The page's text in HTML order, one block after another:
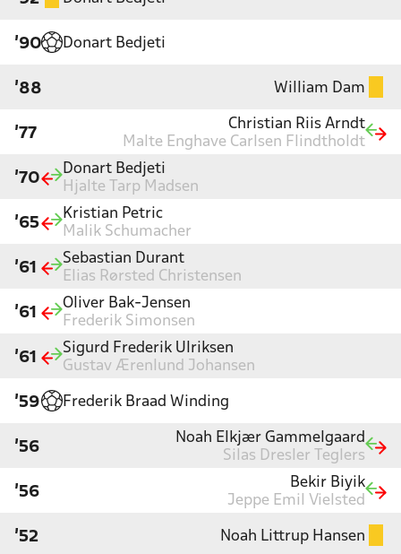
'90 Donart Bedjeti
'88 William Dam
'77
Christian Riis Arndt
Malte Enghave Carlsen Flindtholdt
'70
Donart Bedjeti
Hjalte Tarp Madsen
'65
Kristian Petric
Malik Schumacher
'61
Sebastian Durant
Elias Rørsted Christensen
'61
Oliver Bak-Jensen
Frederik Simonsen
'61
Sigurd Frederik Ulriksen
Gustav Ærenlund Johansen
'59 Frederik Braad Winding
'56
Noah Elkjær Gammelgaard
Silas Dresler Teglers
'56
Bekir Biyik
Jeppe Emil Vielsted
'52 Noah Littrup Hansen